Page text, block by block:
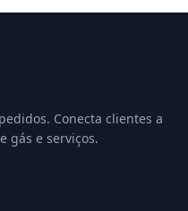
Conecta clientes a
gás e serviços.